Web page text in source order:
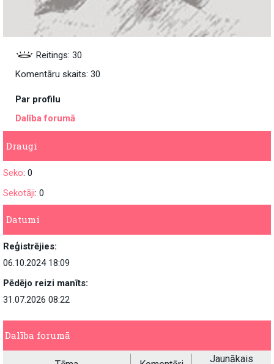
Reitings: 30
Komentāru skaits: 30
Par profilu
Dalība forumā
Draugi
Seko: 0
Sekotāji: 0
Datumi
Reģistrējies:
06.10.2024 18:09
Pēdējo reizi manīts:
31.07.2026 08:22
Dalība forumā
Jaunākais